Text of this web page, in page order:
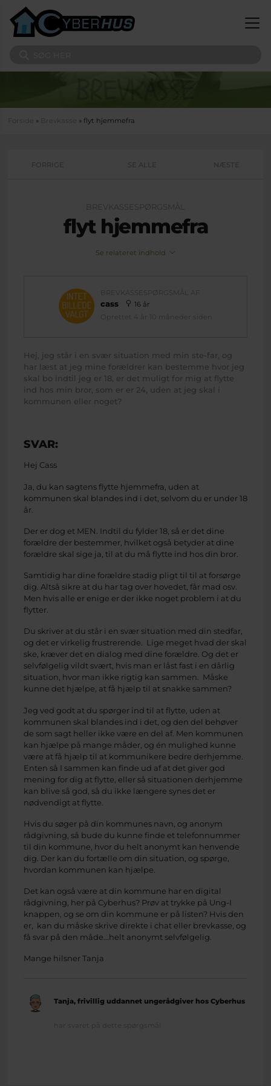
Du er her
» Brevkasse » flyt hjemmefra
FORRIGE SE ALLE NÆSTE
BREVKASSESPØRGSMÅL
flyt hjemmefra
Se relateret indhold
BREVKASSESPØRGSMÅL AF
cass
16 år
Oprettet 4 år 10 måneder siden
Hej, jeg står i en svær situation med min ste-far, og
har læst at jeg mine forældrer kan bestemme hvor jeg
skal bo indtil jeg er 18, er det muligt for mig at flytte
ind hos min bror, som er er 24, uden at jeg skal i
kommunen eller noget?
SVAR:
Hej Cass
Ja, du kan sagtens flytte hjemmefra, uden at
kommunen skal blandes ind i det, selvom du er under 18
år.
Der er dog et MEN. Indtil du fylder 18, så er det dine
forældre der bestemmer, hvilket også betyder at dine
forældre skal sige ja, til at du må flytte ind hos din bror.
Samtidig har dine forældre stadig pligt til til at forsørge
dig. Altså sikre at du har tag over hovedet, får mad osv.
Men hvis alle er enige er der ikke noget problem i at du
flytter.
Du skriver at du står i en svær situation med din stedfar,
og det er virkelig frustrerende. Lige meget hvad der skal
ske, kræver det en dialog med dine forældre. Og det er
selvfølgelig vildt svært, hvis man er låst fast i en dårlig
situation, hvor man ikke rigtig kan sammen. Måske
kunne det hjælpe, at få hjælp til at snakke sammen?
Jeg ved godt at du spørger ind til at flytte, uden at
kommunen skal blandes ind i det, og den del behøver
de som sagt heller ikke være en del af. Men kommunen
kan hjælpe på mange måder, og én mulighed kunne
være at få hjælp til at kommunikere bedre derhjemme.
Enten så I sammen kan finde ud af at det giver god
mening for dig at flytte, eller så situationen derhjemme
kan blive så god, så du ikke længere synes det er
nødvendigt at flytte.
Hvis du søger på din kommunes navn, og anonym
rådgivning, så bude du kunne finde et telefonnummer
til din kommune, hvor du helt anonymt kan henvende
dig. Der kan du fortælle om din situation, og spørge,
hvordan kommunen kan hjælpe.
Det kan også være at din kommune har en digital
rådgivning, her på Cyberhus? Prøv at trykke på Ung-I
knappen, og se om din kommune er på listen? Hvis den
er, kan du måske skrive direkte i chat eller brevkasse, og
få svar på den måde...helt anonymt selvfølgelig.
Mange hilsner Tanja
Tanja, frivillig uddannet ungerådgiver hos Cyberhus
har svaret på dette spørgsmål